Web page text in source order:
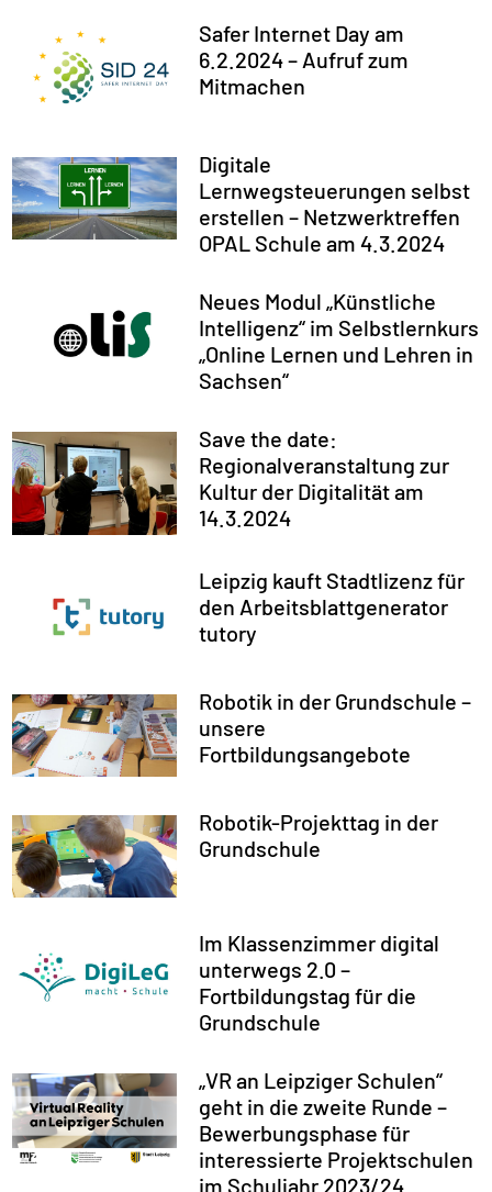
Safer Internet Day am
6.2.2024 – Aufruf zum
Mitmachen
Digitale
Lernwegsteuerungen selbst
erstellen – Netzwerktreffen
OPAL Schule am 4.3.2024
Neues Modul „Künstliche
Intelligenz“ im Selbstlernkurs
„Online Lernen und Lehren in
Sachsen“
Save the date:
Regionalveranstaltung zur
Kultur der Digitalität am
14.3.2024​​
Leipzig kauft Stadtlizenz für
den Arbeitsblattgenerator
tutory
Robotik in der Grundschule –
unsere
Fortbildungsangebote
Robotik-Projekttag in der
Grundschule
Im Klassenzimmer digital
unterwegs 2.0 –
Fortbildungstag für die
Grundschule
„VR an Leipziger Schulen“
geht in die zweite Runde –
Bewerbungsphase für
interessierte Projektschulen
im Schuljahr 2023/24